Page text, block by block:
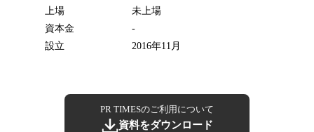
上場
未上場
資本金
-
設立
2016年11月
PR TIMESのご利用について
資料をダウンロード